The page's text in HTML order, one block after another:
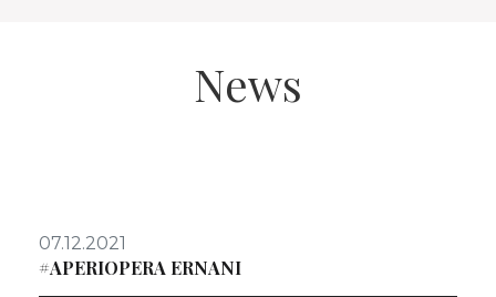
News
07.12.2021
#APERIOPERA ERNANI